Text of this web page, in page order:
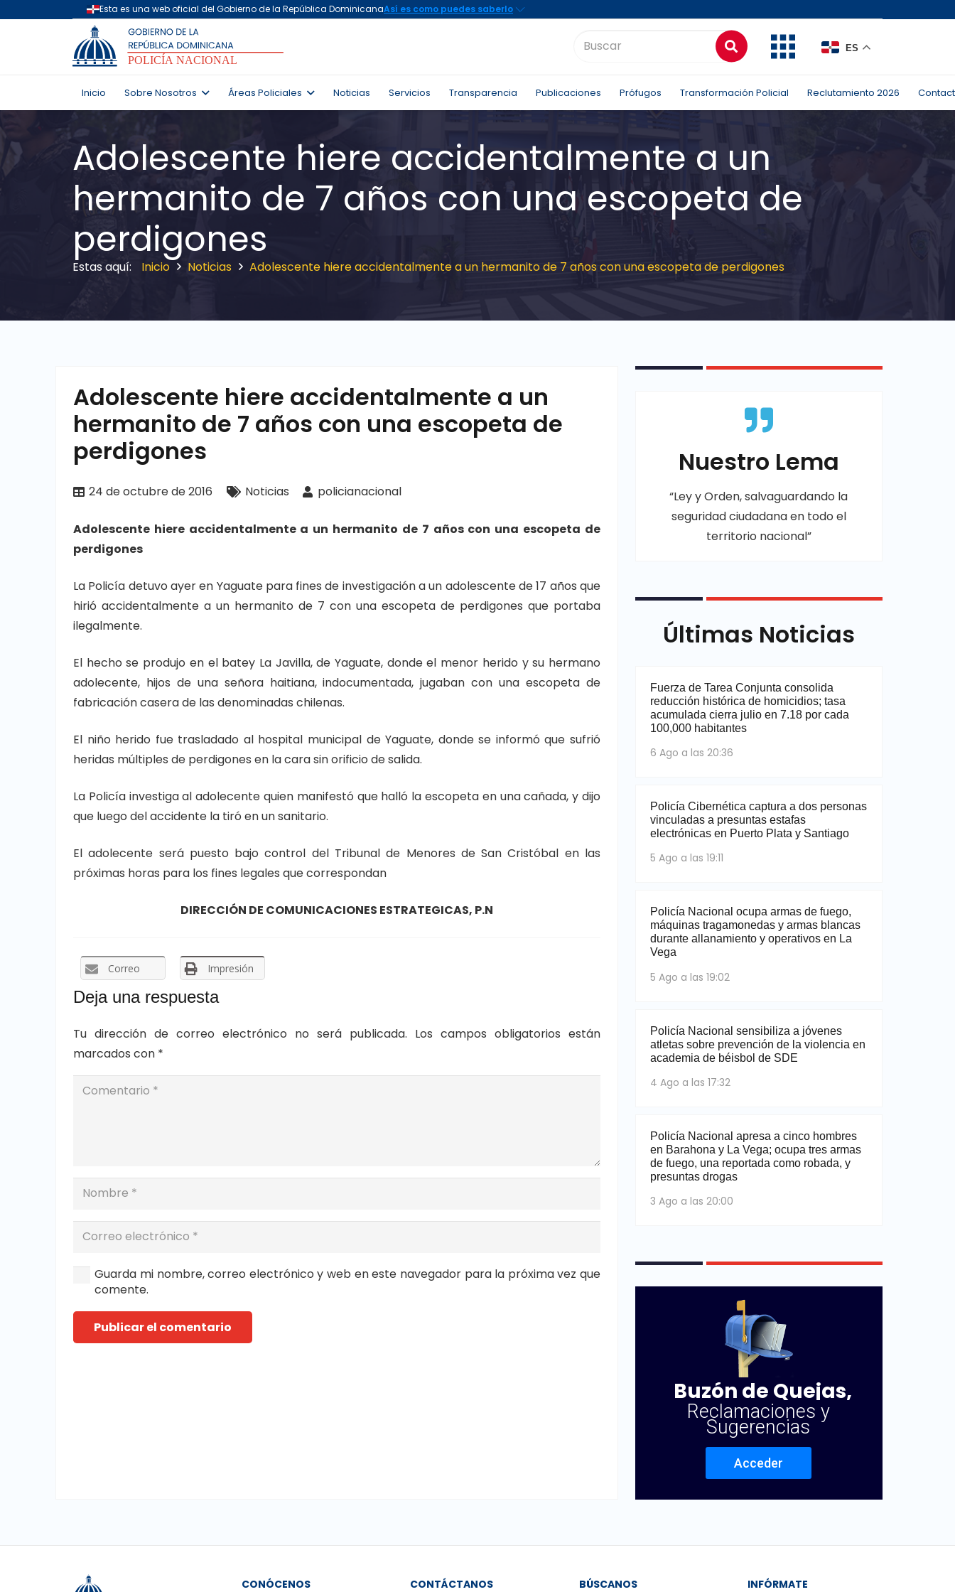
ES
Inicio Sobre Nosotros Áreas Policiales Noticias Servicios Transparencia Publicaciones Prófugos Transformación Policial Reclutamiento 2026
Adolescente hiere accidentalmente a un
hermanito de 7 años con una escopeta de
perdigones
Inicio Noticias Adolescente hiere accidentalmente a un hermanito de 7 años con una escopeta de perdigones
Adolescente hiere accidentalmente a un
hermanito de 7 años con una escopeta de
perdigones
24 de octubre de 2016 Noticias policianacional
Adolescente hiere accidentalmente a un hermanito de 7 años con una escopeta de
perdigones
La Policía detuvo ayer en Yaguate para fines de investigación a un adolescente de 17 años que
hirió accidentalmente a un hermanito de 7 con una escopeta de perdigones que portaba
ilegalmente.
El hecho se produjo en el batey La Javilla, de Yaguate, donde el menor herido y su hermano
adolecente, hijos de una señora haitiana, indocumentada, jugaban con una escopeta de
fabricación casera de las denominadas chilenas.
El niño herido fue trasladado al hospital municipal de Yaguate, donde se informó que sufrió
heridas múltiples de perdigones en la cara sin orificio de salida.
La Policía investiga al adolecente quien manifestó que halló la escopeta en una cañada, y dijo
que luego del accidente la tiró en un sanitario.
El adolecente será puesto bajo control del Tribunal de Menores de San Cristóbal en las
próximas horas para los fines legales que correspondan
DIRECCIÓN DE COMUNICACIONES ESTRATEGICAS, P.N
Correo Impresión
Deja una respuesta
Tu dirección de correo electrónico no será publicada. Los campos obligatorios están
marcados con *
Guarda mi nombre, correo electrónico y web en este navegador para la próxima vez que
comente.
Publicar el comentario
Nuestro Lema
“Ley y Orden, salvaguardando la
seguridad ciudadana en todo el
territorio nacional”
Últimas Noticias
Fuerza de Tarea Conjunta consolida
reducción histórica de homicidios; tasa
acumulada cierra julio en 7.18 por cada
100,000 habitantes
6 Ago a las 20:36
Policía Cibernética captura a dos personas
vinculadas a presuntas estafas
electrónicas en Puerto Plata y Santiago
5 Ago a las 19:11
Policía Nacional ocupa armas de fuego,
máquinas tragamonedas y armas blancas
durante allanamiento y operativos en La
Vega
5 Ago a las 19:02
Policía Nacional sensibiliza a jóvenes
atletas sobre prevención de la violencia en
academia de béisbol de SDE
4 Ago a las 17:32
Policía Nacional apresa a cinco hombres
en Barahona y La Vega; ocupa tres armas
de fuego, una reportada como robada, y
presuntas drogas
3 Ago a las 20:00
Buzón de Quejas,
Reclamaciones y
Sugerencias
Acceder
CONÓCENOS CONTÁCTANOS BÚSCANOS INFÓRMATE